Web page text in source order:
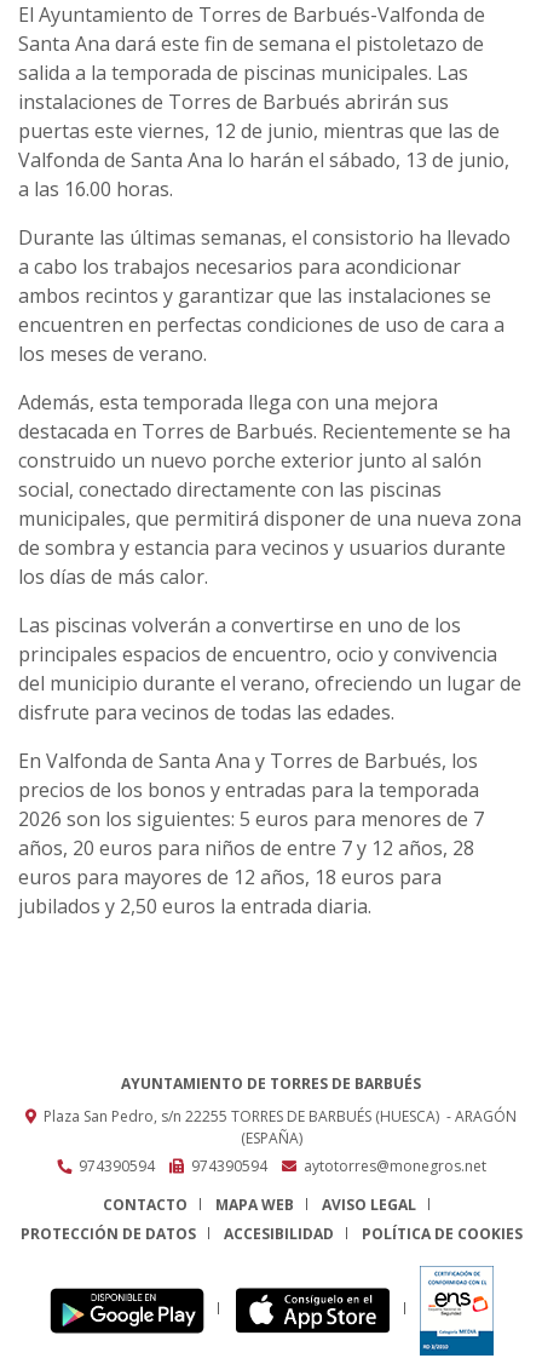
El Ayuntamiento de Torres de Barbués-Valfonda de
Santa Ana dará este fin de semana el pistoletazo de
salida a la temporada de piscinas municipales. Las
instalaciones de Torres de Barbués abrirán sus
puertas este viernes, 12 de junio, mientras que las de
Valfonda de Santa Ana lo harán el sábado, 13 de junio,
a las 16.00 horas.
Durante las últimas semanas, el consistorio ha llevado
a cabo los trabajos necesarios para acondicionar
ambos recintos y garantizar que las instalaciones se
encuentren en perfectas condiciones de uso de cara a
los meses de verano.
Además, esta temporada llega con una mejora
destacada en Torres de Barbués. Recientemente se ha
construido un nuevo porche exterior junto al salón
social, conectado directamente con las piscinas
municipales, que permitirá disponer de una nueva zona
de sombra y estancia para vecinos y usuarios durante
los días de más calor.
Las piscinas volverán a convertirse en uno de los
principales espacios de encuentro, ocio y convivencia
del municipio durante el verano, ofreciendo un lugar de
disfrute para vecinos de todas las edades.
En Valfonda de Santa Ana y Torres de Barbués, los
precios de los bonos y entradas para la temporada
2026 son los siguientes: 5 euros para menores de 7
años, 20 euros para niños de entre 7 y 12 años, 28
euros para mayores de 12 años, 18 euros para
jubilados y 2,50 euros la entrada diaria.
AYUNTAMIENTO DE TORRES DE BARBUÉS
Plaza San Pedro, s/n 22255 TORRES DE BARBUÉS (HUESCA) - ARAGÓN
(ESPAÑA)
974390594
974390594
aytotorres@monegros.net
CONTACTO
MAPA WEB
AVISO LEGAL
PROTECCIÓN DE DATOS
ACCESIBILIDAD POLÍTICA DE COOKIES